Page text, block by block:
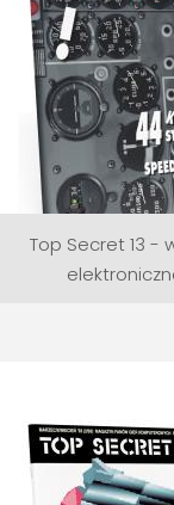
Top Secret 13 -